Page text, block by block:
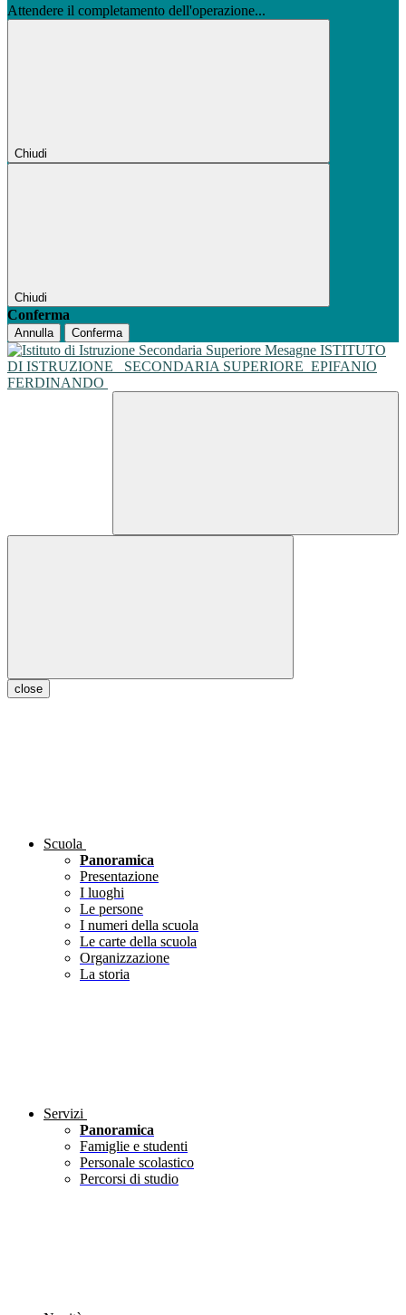
Attendere il completamento dell'operazione...
Chiudi
Chiudi
Conferma
Annulla Conferma
ISTITUTO
DI ISTRUZIONE
SECONDARIA SUPERIORE EPIFANIO
FERDINANDO
close
Scuola
Panoramica
Presentazione
I luoghi
Le persone
I numeri della scuola
Le carte della scuola
Organizzazione
La storia
Servizi
Panoramica
Famiglie e studenti
Personale scolastico
Percorsi di studio